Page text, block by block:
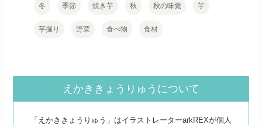
冬 季節 焼き芋 秋 秋の味覚 芋
芋掘り 野菜 食べ物 食材
えかききょうりゅうについて
「えかききょうりゅう」はイラストレーターarkREXが個人